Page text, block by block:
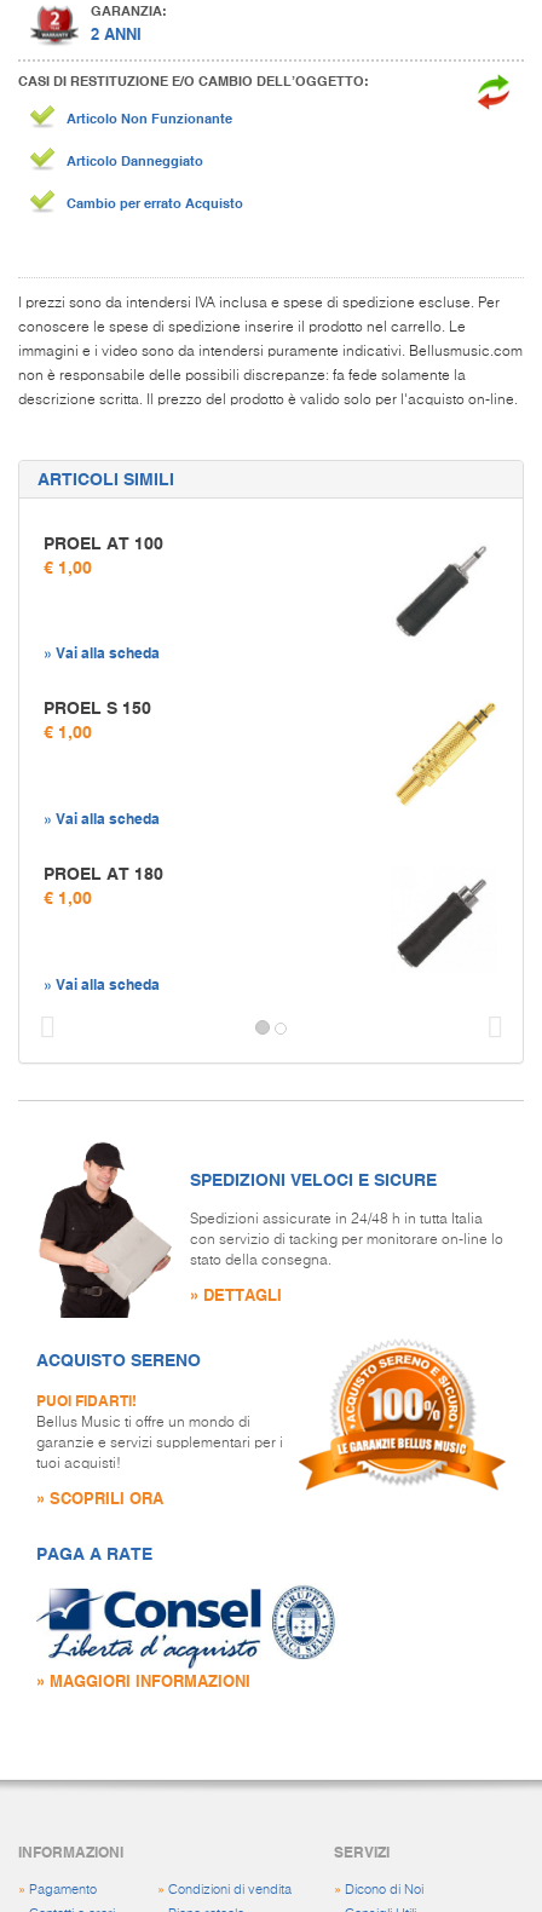
GARANZIA:
2 ANNI
CASI DI RESTITUZIONE E/O CAMBIO DELL’OGGETTO:
Articolo Non Funzionante
Articolo Danneggiato
Cambio per errato Acquisto
I prezzi sono da intendersi IVA inclusa e spese di spedizione escluse. Per
conoscere le spese di spedizione inserire il prodotto nel carrello. Le
immagini e i video sono da intendersi puramente indicativi. Bellusmusic.com
non è responsabile delle possibili discrepanze: fa fede solamente la
descrizione scritta. Il prezzo del prodotto è valido solo per l'acquisto on-line.
ARTICOLI SIMILI
PROEL AT 100
€ 1,00
» Vai alla scheda
PROEL S 150
€ 1,00
» Vai alla scheda
PROEL AT 180
€ 1,00
» Vai alla scheda
SPEDIZIONI VELOCI E SICURE
Spedizioni assicurate in 24/48 h in tutta Italia
con servizio di tacking per monitorare on-line lo
stato della consegna.
» DETTAGLI
ACQUISTO SERENO
PUOI FIDARTI!
Bellus Music ti offre un mondo di
garanzie e servizi supplementari per i
tuoi acquisti!
» SCOPRILI ORA
PAGA A RATE
» MAGGIORI INFORMAZIONI
INFORMAZIONI
» Pagamento
» Condizioni di vendita
SERVIZI
» Dicono di Noi